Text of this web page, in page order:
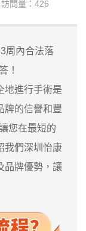
訪問量：426
內合法落
！
進行手術是
牌的信譽和豐
您在最短的
我們深圳怡康
品牌優勢，讓